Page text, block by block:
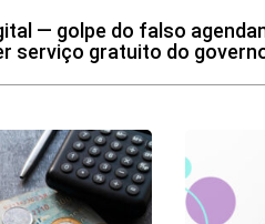
— golpe do falso
serviço gratuito do